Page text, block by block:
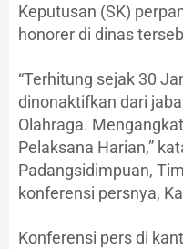
Keputusan (SK)
honorer di dinas
“Terhitung sejak 30
dinonaktifkan dari
Olahraga.
Pelaksana Harian,”
Padangsidimpuan,
konferensi persnya,
Konferensi pers di